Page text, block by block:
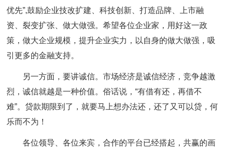
优先”,鼓励企业技改扩建、科技创新、打造品牌、上市融
资、裂变扩张、做大做强。希望各位企业家，用好这一政
策，做大企业规模，提升企业实力，以自身的做大做强，吸
引更多的金融支持。
另一方面，要讲诚信。市场经济是诚信经济，竞争越激
烈，诚信就越是一种价值。俗话说，“有借有还，再借不
难”。贷款期限到了，就要马上想办法还，还了又可以贷，何
乐而不为！
各位领导、各位来宾，合作的平台已经搭起，共赢的画